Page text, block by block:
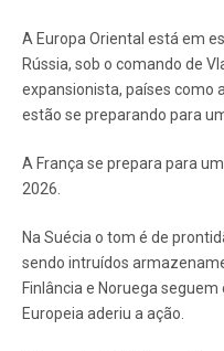
A Europa Oriental está em
Rússia, sob o comando de
expansionista, países como
estão se preparando para
A França se prepara para
2026.
Na Suécia o tom é de
sendo intruídos
Finlância e Noruega
Europeia aderiu a ação.